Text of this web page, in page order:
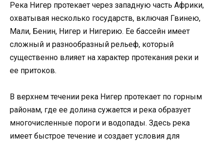
Река Нигер протекает через западную часть Африки,
охватывая несколько государств, включая Гвинею,
Мали, Бенин, Нигер и Нигерию. Ее бассейн имеет
сложный и разнообразный рельеф, который
существенно влияет на характер протекания реки и
ее притоков.
В верхнем течении река Нигер протекает по горным
районам, где ее долина сужается и река образует
многочисленные пороги и водопады. Здесь река
имеет быстрое течение и создает условия для